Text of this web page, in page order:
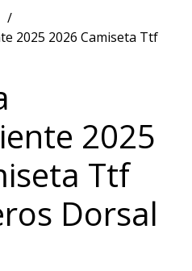
2025 2026 Camiseta Ttf
2025
Ttf
Dorsal